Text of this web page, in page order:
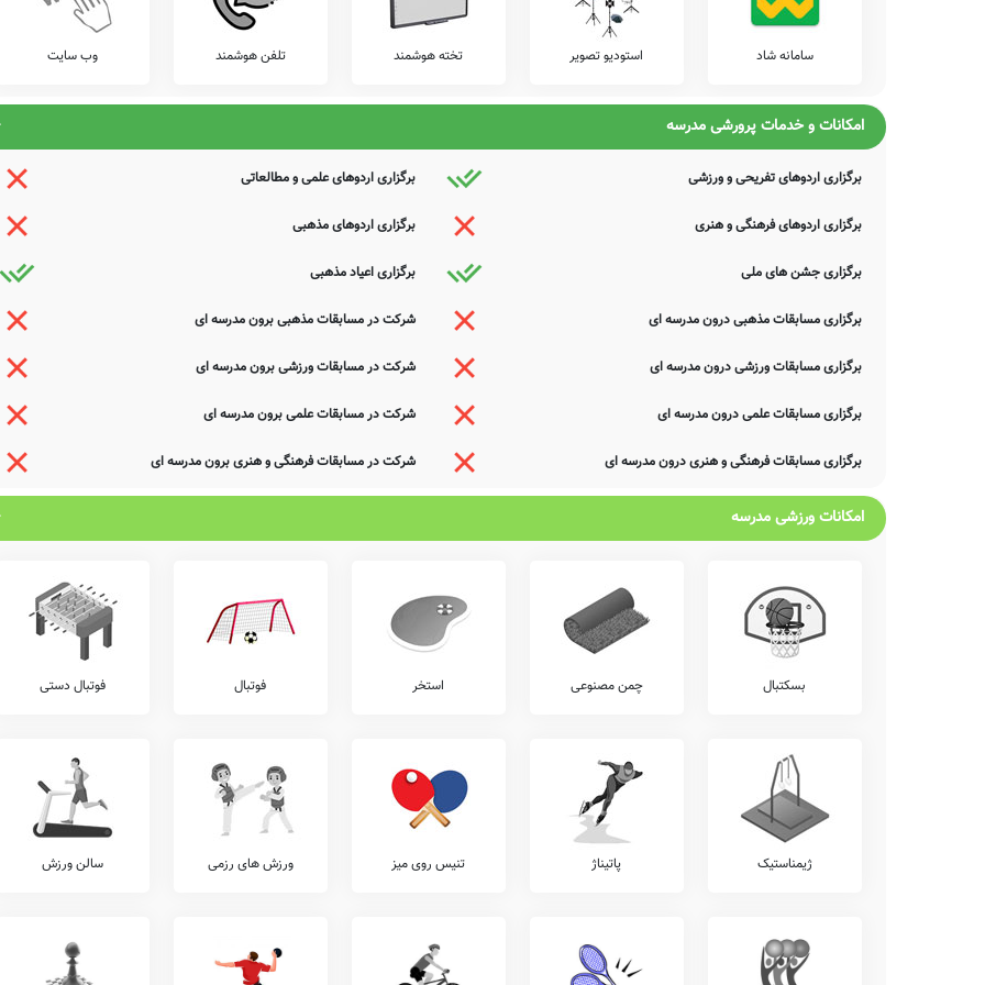
سامانه شاد استودیو تصویر تخته هوشمند تلفن هوشمند وب سایت
امکانات و خدمات پرورشی مدرسه
برگزاری اردوهای تفریحی و ورزشی برگزاری اردوهای علمی و مطالعاتی
برگزاری اردوهای فرهنگی و هنری برگزاری اردوهای مذهبی
برگزاری جشن های ملی برگزاری اعیاد مذهبی
برگزاری مسابقات مذهبی درون مدرسه ای شرکت در مسابقات مذهبی برون مدرسه ای
برگزاری مسابقات ورزشی درون مدرسه ای شرکت در مسابقات ورزشی برون مدرسه ای
برگزاری مسابقات علمی درون مدرسه ای شرکت در مسابقات علمی برون مدرسه ای
برگزاری مسابقات فرهنگی و هنری درون مدرسه ای شرکت در مسابقات فرهنگی و هنری برون مدرسه ای
امکانات ورزشی مدرسه
بسکتبال چمن مصنوعی استخر فوتبال فوتبال دستی
ژیمناستیک پاتیناژ تنیس روی میز ورزش های رزمی سالن ورزش